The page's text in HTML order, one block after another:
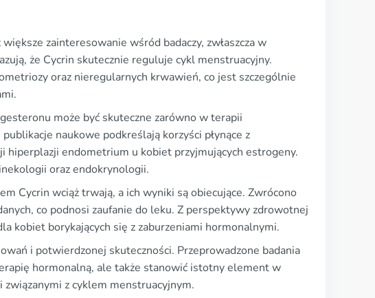
zainteresowanie wśród badaczy, zwłaszcza w
że Cycrin skutecznie reguluje cykl menstruacyjny.
oraz nieregularnych krwawień, co jest szczególnie
może być skuteczne zarówno w terapii
naukowe podkreślają korzyści płynące z
hiperplazji endometrium u kobiet przyjmujących estrogeny.
oraz endokrynologii.
Cycrin wciąż trwają, a ich wyniki są obiecujące. Zwrócono
co podnosi zaufanie do leku. Z perspektywy zdrowotnej
kobiet borykających się z zaburzeniami hormonalnymi.
i potwierdzonej skuteczności. Przeprowadzone badania
hormonalną, ale także stanowić istotny element w
z cyklem menstruacyjnym.